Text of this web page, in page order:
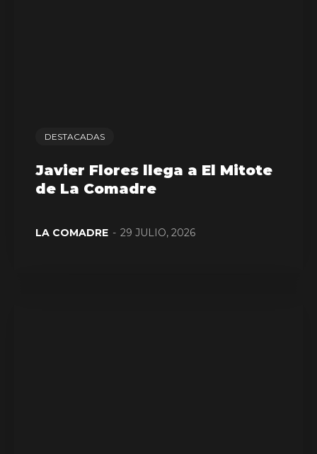
DESTACADAS
Javier Flores llega a El Mitote
de La Comadre
LA COMADRE - 29 JULIO, 2026